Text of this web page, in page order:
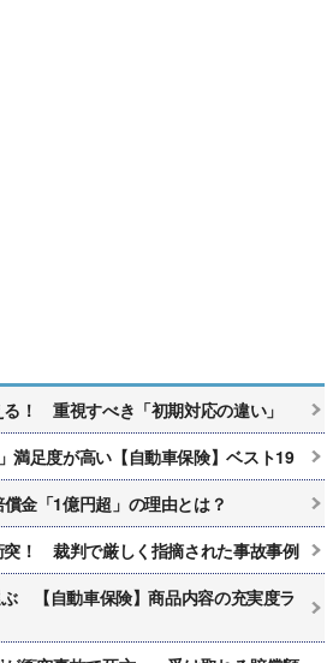
！ 重視すべき「初期対応の違い」
満足度が高い【自動車保険】ベスト19
金「1億円超」の理由とは？
突！ 裁判で厳しく指摘された事故事例
【自動車保険】商品内容の充実度ラ